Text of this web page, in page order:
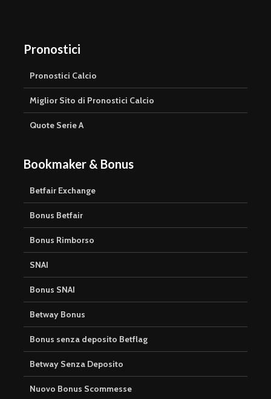
Pronostici
Pronostici Calcio
Miglior Sito di Pronostici Calcio
Quote Serie A
Bookmaker & Bonus
Betfair Exchange
Bonus Betfair
Bonus Rimborso
SNAI
Bonus SNAI
Betway Bonus
Bonus senza deposito Betflag
Betway Senza Deposito
Nuovo Bonus Scommesse